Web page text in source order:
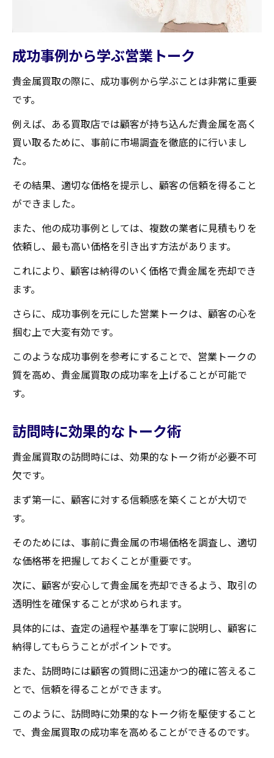
成功事例から学ぶ営業トーク
貴金属買取の際に、成功事例から学ぶことは非常に重要
です。
例えば、ある買取店では顧客が持ち込んだ貴金属を高く
買い取るために、事前に市場調査を徹底的に行いまし
た。
その結果、適切な価格を提示し、顧客の信頼を得ること
ができました。
また、他の成功事例としては、複数の業者に見積もりを
依頼し、最も高い価格を引き出す方法があります。
これにより、顧客は納得のいく価格で貴金属を売却でき
ます。
さらに、成功事例を元にした営業トークは、顧客の心を
掴む上で大変有効です。
このような成功事例を参考にすることで、営業トークの
質を高め、貴金属買取の成功率を上げることが可能で
す。
訪問時に効果的なトーク術
貴金属買取の訪問時には、効果的なトーク術が必要不可
欠です。
まず第一に、顧客に対する信頼感を築くことが大切で
す。
そのためには、事前に貴金属の市場価格を調査し、適切
な価格帯を把握しておくことが重要です。
次に、顧客が安心して貴金属を売却できるよう、取引の
透明性を確保することが求められます。
具体的には、査定の過程や基準を丁寧に説明し、顧客に
納得してもらうことがポイントです。
また、訪問時には顧客の質問に迅速かつ的確に答えるこ
とで、信頼を得ることができます。
このように、訪問時に効果的なトーク術を駆使すること
で、貴金属買取の成功率を高めることができるのです。